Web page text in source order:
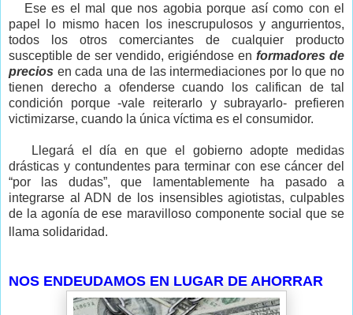
Ese es el mal que nos agobia porque así como con el
papel lo mismo hacen los inescrupulosos y angurrientos,
todos los otros comerciantes de cualquier producto
susceptible de ser vendido, erigiéndose en formadores de
precios en cada una de las intermediaciones por lo que no
tienen derecho a ofenderse cuando los califican de tal
condición porque -vale reiterarlo y subrayarlo- prefieren
victimizarse, cuando la única víctima es el consumidor.
Llegará el día en que el gobierno adopte medidas
drásticas y contundentes para terminar con ese cáncer del
“por las dudas”, que lamentablemente ha pasado a
integrarse al ADN de los insensibles agiotistas, culpables
de la agonía de ese maravilloso componente social que se
llama solidaridad.
NOS ENDEUDAMOS EN LUGAR DE AHORRAR